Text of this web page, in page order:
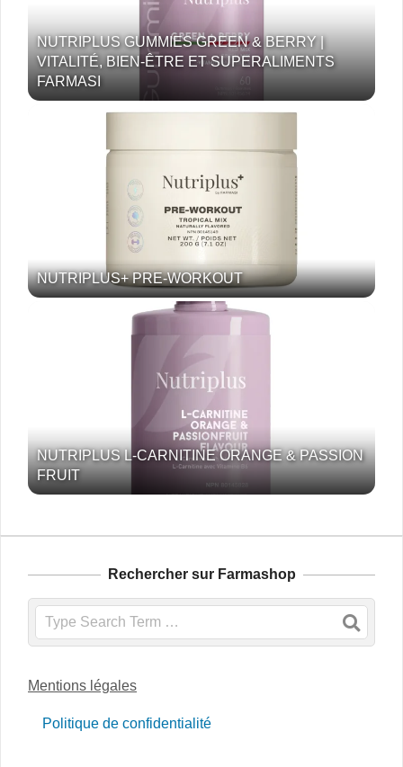
NUTRIPLUS GUMMIES GREEN & BERRY |
VITALITÉ, BIEN-ÊTRE ET SUPERALIMENTS
FARMASI
NUTRIPLUS+ PRE-WORKOUT
NUTRIPLUS L-CARNITINE ORANGE & PASSION
FRUIT
Rechercher sur Farmashop
Search
Mentions légales
Politique de confidentialité